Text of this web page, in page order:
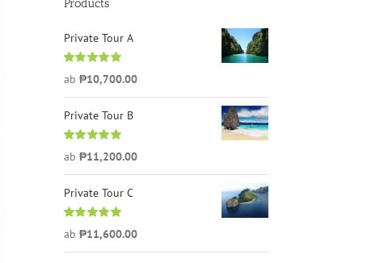
Products
Private Tour A
Bewertet
mit 5.00von
5
ab ₱10,700.00
Private Tour B
Bewertet
mit 5.00von
5
ab ₱11,200.00
Private Tour C
Bewertet
mit 5.00von
5
ab ₱11,600.00